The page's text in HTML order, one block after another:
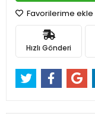
Favorilerime ekle
Hızlı Gönderi